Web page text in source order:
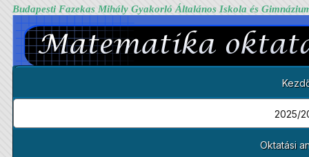
Budapesti Fazekas Mihály Gyakorló Általános Iskola és
2025/
Oktatási